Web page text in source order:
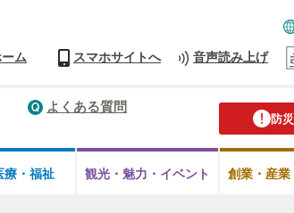
ム スマホサイトへ 音声読み上げ
防
よくある質問
・ 福祉 観光・魅力・ イベント 創業・産業